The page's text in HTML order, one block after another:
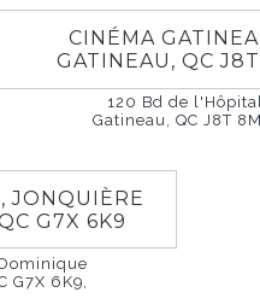
qui a donné la
l’élite cléricale,
CINÉMA
GATINEAU, QC
120 Bd de
Gatineau, QC J8T
JONQUIÈRE
G7X 6K9
G7X 6K9,